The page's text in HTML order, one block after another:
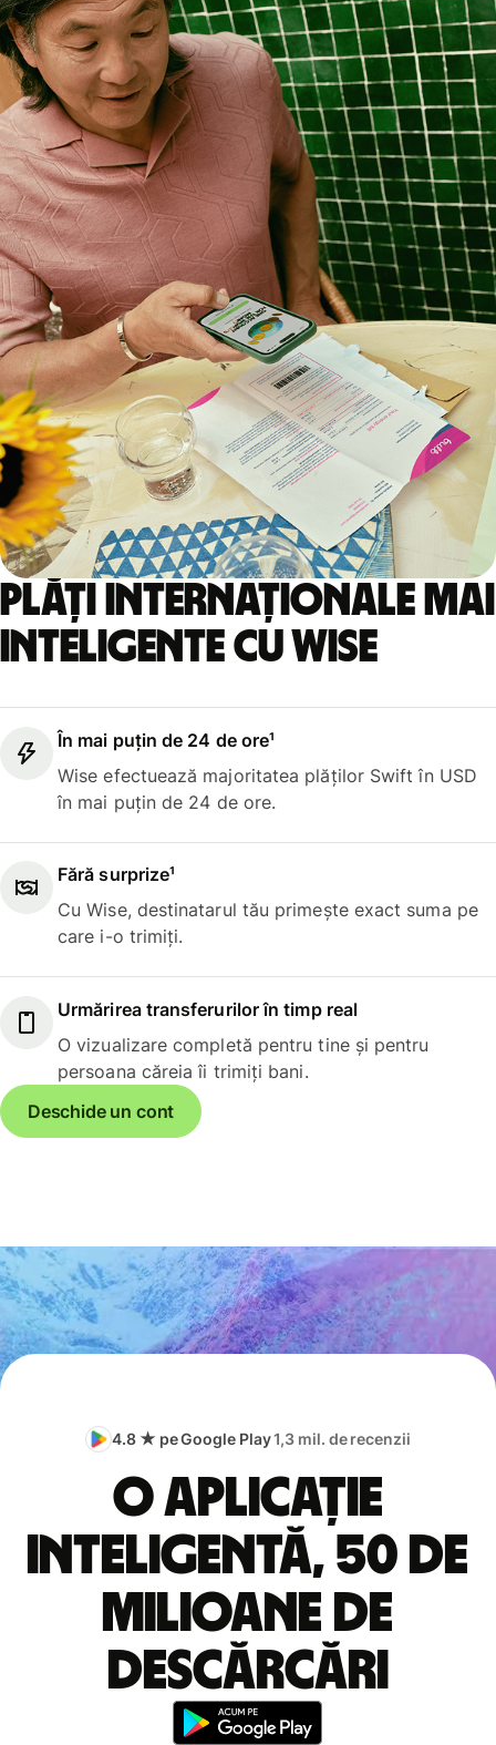
Plăți internaționale mai
inteligente cu Wise
În mai puțin de 24 de ore¹
Wise efectuează majoritatea plăților Swift în USD
în mai puțin de 24 de ore.
Fără surprize¹
Cu Wise, destinatarul tău primește exact suma pe
care i-o trimiți.
Urmărirea transferurilor în timp real
O vizualizare completă pentru tine și pentru
persoana căreia îi trimiți bani.
Deschide un cont
4.8 ★ pe Google Play1,3 mil. de recenzii
O aplicație
inteligentă, 50 de
milioane de
descărcări